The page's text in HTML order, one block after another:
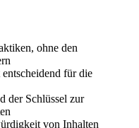
ohne den
für die
der Schlüssel zur
von Inhalten